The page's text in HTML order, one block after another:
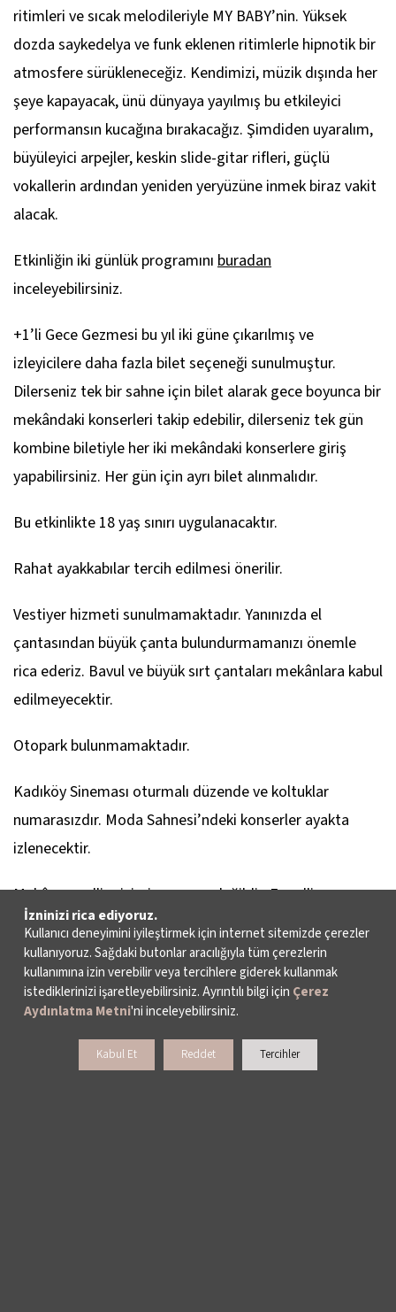
ritimleri ve sıcak melodileriyle MY BABY’nin. Yüksek
dozda saykedelya ve funk eklenen ritimlerle hipnotik bir
atmosfere sürükleneceğiz. Kendimizi, müzik dışında her
şeye kapayacak, ünü dünyaya yayılmış bu etkileyici
performansın kucağına bırakacağız. Şimdiden uyaralım,
büyüleyici arpejler, keskin slide-gitar rifleri, güçlü
vokallerin ardından yeniden yeryüzüne inmek biraz vakit
alacak.
Etkinliğin iki günlük programını buradan
inceleyebilirsiniz.
+1’li Gece Gezmesi bu yıl iki güne çıkarılmış ve
izleyicilere daha fazla bilet seçeneği sunulmuştur.
Dilerseniz tek bir sahne için bilet alarak gece boyunca bir
mekândaki konserleri takip edebilir, dilerseniz tek gün
kombine biletiyle her iki mekândaki konserlere giriş
yapabilirsiniz. Her gün için ayrı bilet alınmalıdır.
Bu etkinlikte 18 yaş sınırı uygulanacaktır.
Rahat ayakkabılar tercih edilmesi önerilir.
Vestiyer hizmeti sunulmamaktadır. Yanınızda el
çantasından büyük çanta bulundurmamanızı önemle
rica ederiz. Bavul ve büyük sırt çantaları mekânlara kabul
edilmeyecektir.
Otopark bulunmamaktadır.
Kadıköy Sineması oturmalı düzende ve koltuklar
numarasızdır. Moda Sahnesi’ndeki konserler ayakta
izlenecektir.
Mekân engelli erişimine uygun değildir. Engelli
izleyicilerimize girişlerde eşlik edebilmemiz için
bilet@iksv.orgadresine adınızı, soyadınızı ve
katılacağınız konser veya konserleri belirten bir e-posta
göndermenizi rica ederiz.
İzninizi rica ediyoruz.
Kullanıcı deneyimini iyileştirmek için internet sitemizde çerezler
kullanıyoruz. Sağdaki butonlar aracılığıyla tüm çerezlerin
kullanımına izin verebilir veya tercihlere giderek kullanmak
istediklerinizi işaretleyebilirsiniz. Ayrıntılı bilgi için Çerez
Aydınlatma Metni'ni inceleyebilirsiniz.
Kabul Et Reddet Tercihler